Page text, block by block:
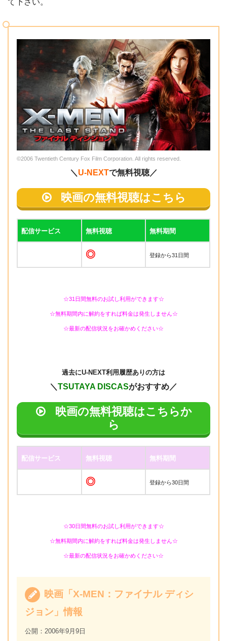
て下さい。
©2006 Twentieth Century Fox Film Corporation. All rights reserved.
＼ U-NEXTで無料視聴／
映画の無料視聴はこちら
配信サービス 無料視聴 無料期間
◎ 登録から31日間
☆31日間無料のお試し利用ができます☆
☆無料期間内に解約をすれば料金は発生しません☆
☆最新の配信状況をお確かめください☆
過去にU-NEXT利用履歴ありの方は
＼TSUTAYA DISCASがおすすめ／
映画の無料視聴はこちらか
ら
配信サービス 無料視聴 無料期間
◎ 登録から30日間
☆30日間無料のお試し利用ができます☆
☆無料期間内に解約をすれば料金は発生しません☆
☆最新の配信状況をお確かめください☆
映画「X-MEN：ファイナル ディシ
ジョン」情報
公開：2006年9月9日